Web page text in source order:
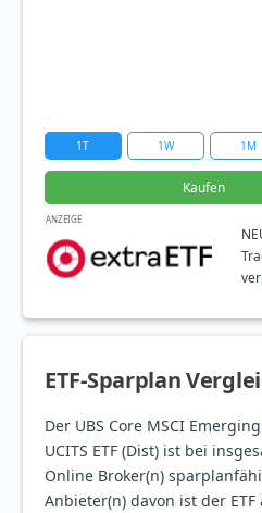
1T 1W 1M
Kaufen
ANZEIGE
ETF-Sparplan
Der UBS Core MSCI
UCITS ETF (Dist) ist bei
Online Broker(n)
Anbieter(n) davon ist der ETF